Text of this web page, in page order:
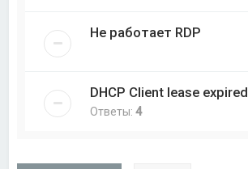
Не работает RDP
DHCP Client lease expired
Ответы:4